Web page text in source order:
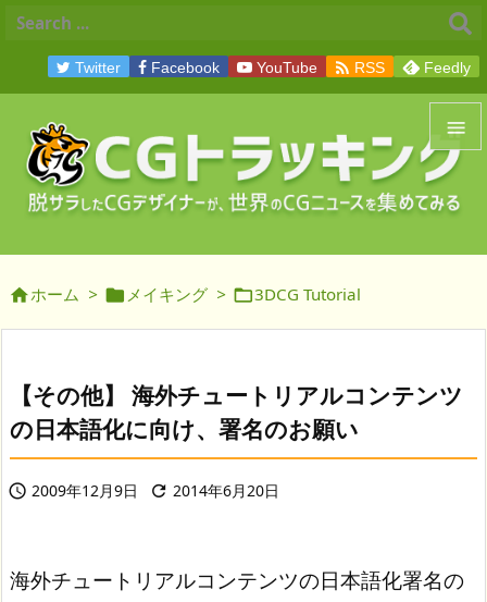


メニュ
前へ
次へ
Twitter Facebook YouTube  RSS Feedly
ホーム >  メイキング > 3DCG Tutorial
【その他】 海外チュートリアルコンテンツ
の日本語化に向け、署名のお願い
 2009年12月9日  2014年6月20日
海外チュートリアルコンテンツの日本語化署名の